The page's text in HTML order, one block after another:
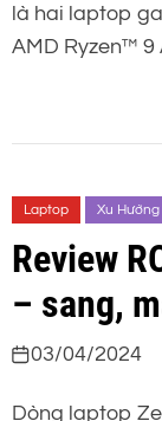
là hai laptop
AMD Ryzen™ 9
Laptop Xu Hướng
Review
– sang,
03/04/2024
Dòng laptop